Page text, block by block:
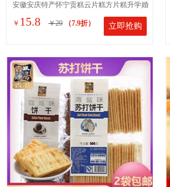
安徽安庆特产怀宁贡糕云片糕方片糕升学婚
庆乔迁喜糕点260克*6盒
￥ 15.8 ￥20 （7.9折） 立即抢购